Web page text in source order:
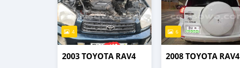
4
2003 TOYOTA RAV4
6
2008 TOYOTA RAV4